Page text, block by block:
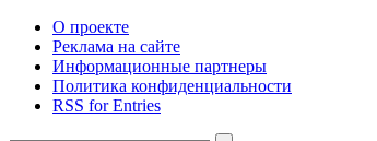
О проекте
Реклама на сайте
Информационные партнеры
Политика конфиденциальности
RSS for Entries